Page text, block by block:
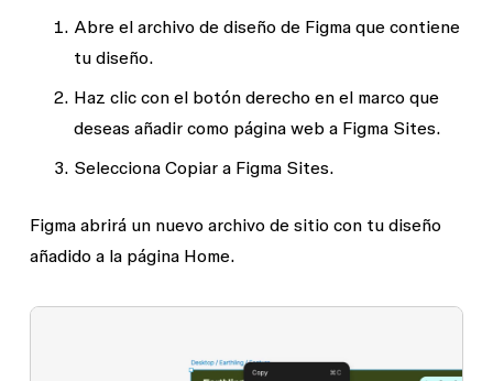
Abre el archivo de diseño de Figma que contiene
tu diseño.
Haz clic con el botón derecho en el marco que
deseas añadir como página web a Figma Sites.
Selecciona Copiar a Figma Sites.
Figma abrirá un nuevo archivo de sitio con tu diseño
añadido a la página Home.